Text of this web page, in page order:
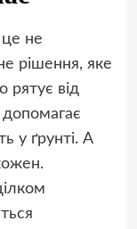
не
рішення, яке
рятує від
у ґрунті. А